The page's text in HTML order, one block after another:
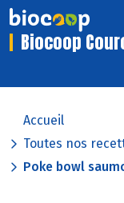
Biocoop
Accueil
Toutes nos
Poke bowl